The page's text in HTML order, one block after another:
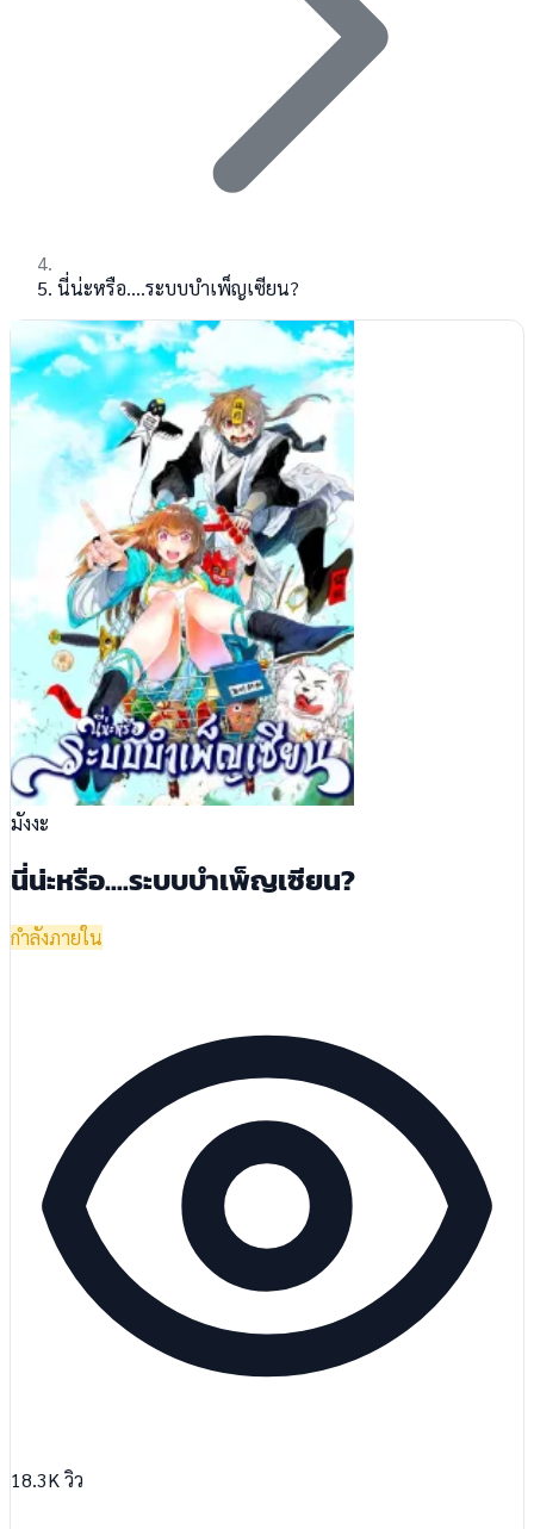
นี่น่ะหรือ....ระบบบำเพ็ญเซียน?
มังงะ
นี่น่ะหรือ....ระบบบำเพ็ญเซียน?
กำลังภายใน
18.3K วิว